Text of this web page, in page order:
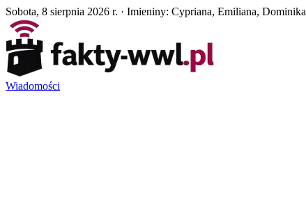
Sobota, 8 sierpnia 2026 r. · Imieniny: Cypriana, Emiliana, Dominika
Wiadomości